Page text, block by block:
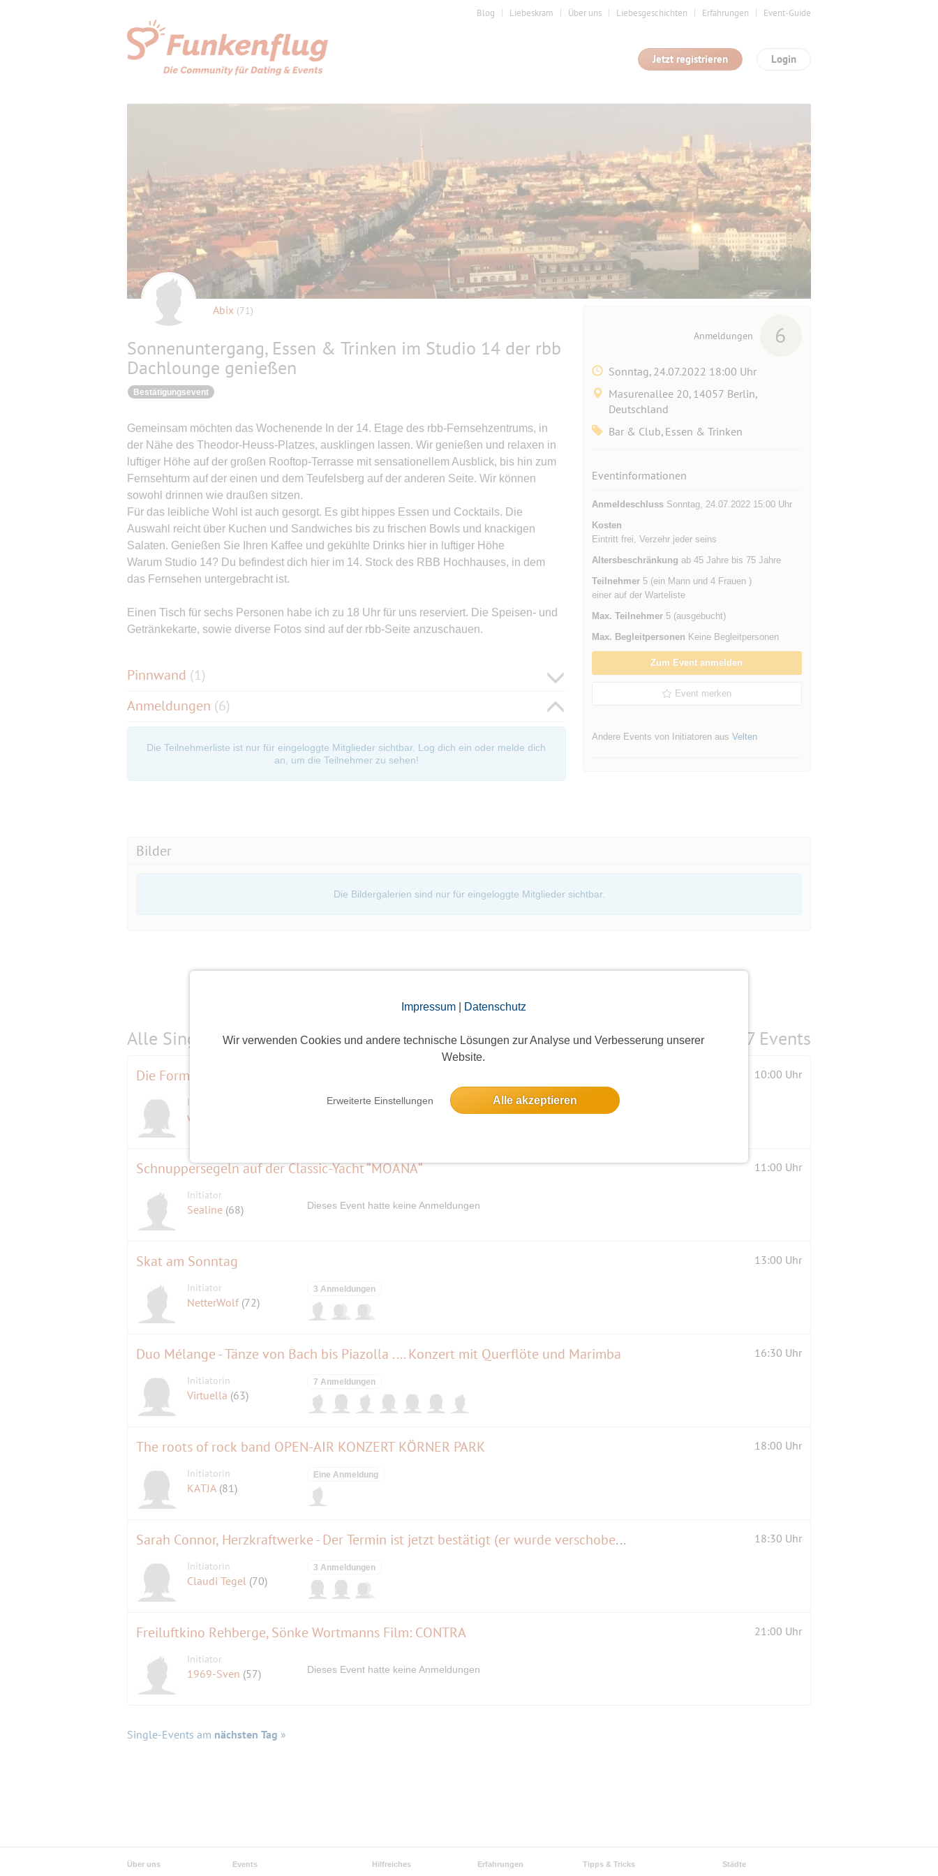
Impressum| Datenschutz
Wir verwenden Cookies und andere technische Lösungen zur Analyse und Verbesserung unserer
Website.
Erweiterte Einstellungen Alle akzeptieren
Blog Liebeskram Über uns Liebesgeschichten Erfahrungen Event-Guide
Login
Jetzt registrieren
Abix (71)
Sonnenuntergang, Essen & Trinken im Studio 14 der rbb
Dachlounge genießen
Bestätigungsevent
Gemeinsam möchten das Wochenende In der 14. Etage des rbb-Fernsehzentrums, in
der Nähe des Theodor-Heuss-Platzes, ausklingen lassen. Wir genießen und relaxen in
luftiger Höhe auf der großen Rooftop-Terrasse mit sensationellem Ausblick, bis hin zum
Fernsehturm auf der einen und dem Teufelsberg auf der anderen Seite. Wir können
sowohl drinnen wie draußen sitzen.
Für das leibliche Wohl ist auch gesorgt. Es gibt hippes Essen und Cocktails. Die
Auswahl reicht über Kuchen und Sandwiches bis zu frischen Bowls und knackigen
Salaten. Genießen Sie Ihren Kaffee und gekühlte Drinks hier in luftiger Höhe
Warum Studio 14? Du befindest dich hier im 14. Stock des RBB Hochhauses, in dem
das Fernsehen untergebracht ist.
Einen Tisch für sechs Personen habe ich zu 18 Uhr für uns reserviert. Die Speisen- und
Getränkekarte, sowie diverse Fotos sind auf der rbb-Seite anzuschauen.
Pinnwand (1)
Anmeldungen (6)
Die Teilnehmerliste ist nur für eingeloggte Mitglieder sichtbar. Log dich ein oder melde dich
an, um die Teilnehmer zu sehen!
Anmeldungen 6
Sonntag, 24.07.2022 18:00 Uhr
Masurenallee 20, 14057 Berlin,
Deutschland
Bar & Club, Essen & Trinken
Eventinformationen
AnmeldeschlussSonntag, 24.07.2022 15:00 Uhr
Kosten
Eintritt frei, Verzehr jeder seins
Altersbeschränkung ab 45 Jahre bis 75 Jahre
Teilnehmer5 (ein Mann und 4 Frauen )
einer auf der Warteliste
Max. Teilnehmer5 (ausgebucht)
Max. Begleitpersonen Keine Begleitpersonen
Zum Event anmelden
Event merken
Andere Events von Initiatoren aus Velten
Bilder
Die Bildergalerien sind nur für eingeloggte Mitglieder sichtbar.
Alle Single-Events amselben Tag 7 Events
Die Form der Freiheit 10:00 Uhr
Initiatorin
waves Dieses Event hatte keine Anmeldungen
Schnuppersegeln auf der Classic-Yacht “MOANA“ 11:00 Uhr
Initiator
Sealine (68) Dieses Event hatte keine Anmeldungen
Skat am Sonntag 13:00 Uhr
Initiator
NetterWolf (72)
3 Anmeldungen
Duo Mélange - Tänze von Bach bis Piazolla .... Konzert mit Querflöte und Marimba 16:30 Uhr
Initiatorin
Virtuella (63)
7 Anmeldungen
The roots of rock band OPEN-AIR KONZERT KÖRNER PARK 18:00 Uhr
Initiatorin
KATJA (81)
Eine Anmeldung
Sarah Connor, Herzkraftwerke - Der Termin ist jetzt bestätigt (er wurde verschoben aus 2020) 18:30 Uhr
Initiatorin
Claudi Tegel (70)
3 Anmeldungen
Freiluftkino Rehberge, Sönke Wortmanns Film: CONTRA 21:00 Uhr
Initiator
1969-Sven (57) Dieses Event hatte keine Anmeldungen
Single-Events am nächsten Tag »
Über uns Events Hilfreiches Erfahrungen Tipps & Tricks Städte